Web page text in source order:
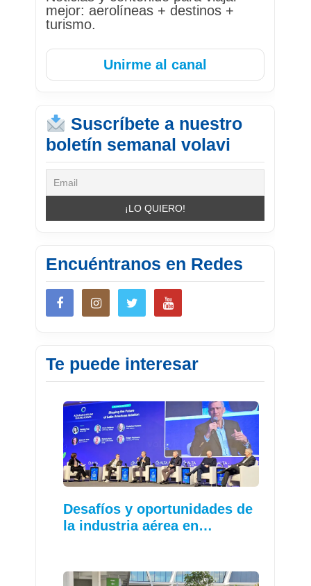
mejor: aerolíneas + destinos +
turismo.
Unirme al canal
Suscríbete a nuestro
boletín semanal volavi
Encuéntranos en Redes
Te puede interesar
Desafíos y oportunidades de
la industria aérea en…